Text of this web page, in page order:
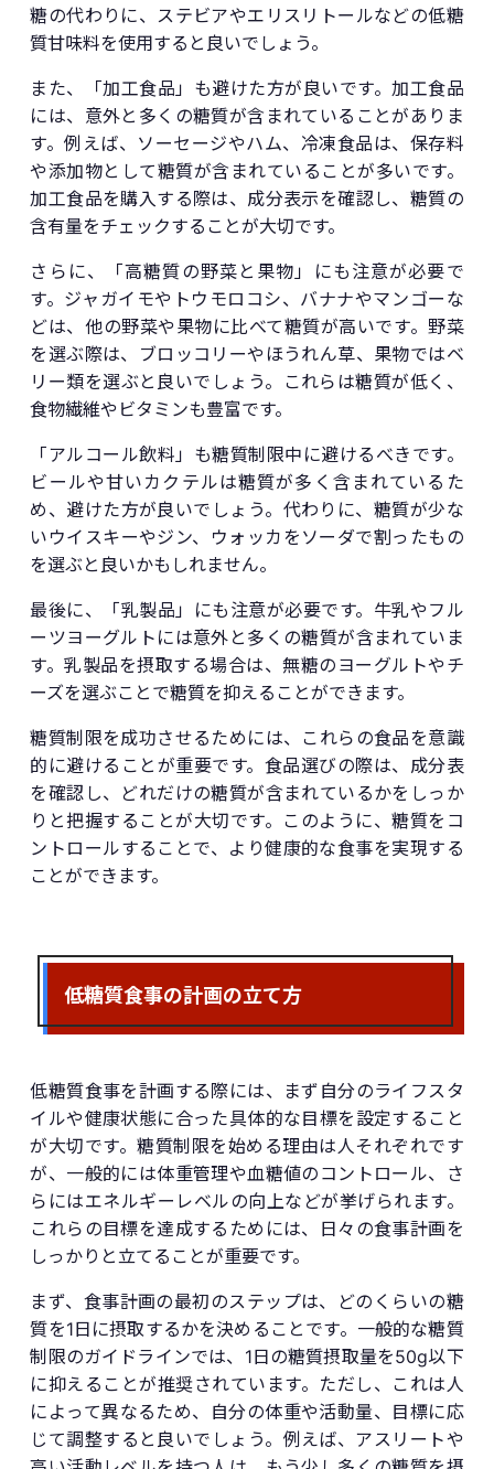
糖の代わりに、ステビアやエリスリトールなどの低糖
質甘味料を使用すると良いでしょう。
また、「加工食品」も避けた方が良いです。加工食品
には、意外と多くの糖質が含まれていることがありま
す。例えば、ソーセージやハム、冷凍食品は、保存料
や添加物として糖質が含まれていることが多いです。
加工食品を購入する際は、成分表示を確認し、糖質の
含有量をチェックすることが大切です。
さらに、「高糖質の野菜と果物」にも注意が必要で
す。ジャガイモやトウモロコシ、バナナやマンゴーな
どは、他の野菜や果物に比べて糖質が高いです。野菜
を選ぶ際は、ブロッコリーやほうれん草、果物ではベ
リー類を選ぶと良いでしょう。これらは糖質が低く、
食物繊維やビタミンも豊富です。
「アルコール飲料」も糖質制限中に避けるべきです。
ビールや甘いカクテルは糖質が多く含まれているた
め、避けた方が良いでしょう。代わりに、糖質が少な
いウイスキーやジン、ウォッカをソーダで割ったもの
を選ぶと良いかもしれません。
最後に、「乳製品」にも注意が必要です。牛乳やフル
ーツヨーグルトには意外と多くの糖質が含まれていま
す。乳製品を摂取する場合は、無糖のヨーグルトやチ
ーズを選ぶことで糖質を抑えることができます。
糖質制限を成功させるためには、これらの食品を意識
的に避けることが重要です。食品選びの際は、成分表
を確認し、どれだけの糖質が含まれているかをしっか
りと把握することが大切です。このように、糖質をコ
ントロールすることで、より健康的な食事を実現する
ことができます。
低糖質食事の計画の立て方
低糖質食事を計画する際には、まず自分のライフスタ
イルや健康状態に合った具体的な目標を設定すること
が大切です。糖質制限を始める理由は人それぞれです
が、一般的には体重管理や血糖値のコントロール、さ
らにはエネルギーレベルの向上などが挙げられます。
これらの目標を達成するためには、日々の食事計画を
しっかりと立てることが重要です。
まず、食事計画の最初のステップは、どのくらいの糖
質を1日に摂取するかを決めることです。一般的な糖質
制限のガイドラインでは、1日の糖質摂取量を50g以下
に抑えることが推奨されています。ただし、これは人
によって異なるため、自分の体重や活動量、目標に応
じて調整すると良いでしょう。例えば、アスリートや